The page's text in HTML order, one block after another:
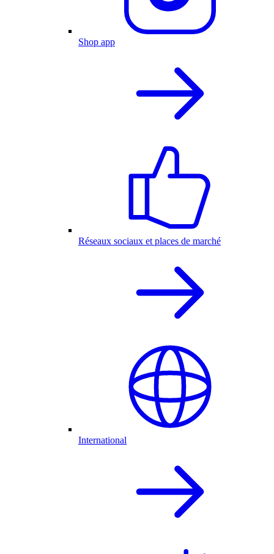
Shop app
Réseaux sociaux et places de marché
International